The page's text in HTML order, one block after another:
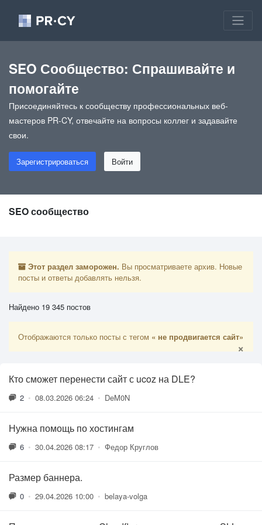
SEO Сообщество: Спрашивайте и
помогайте
Присоединяйтесь к сообществу профессиональных веб-
мастеров PR-CY, отвечайте на вопросы коллег и задавайте
свои.
Зарегистрироваться Войти
SEO сообщество
Этот раздел заморожен. Вы просматриваете архив. Новые
посты и ответы добавлять нельзя.
Найдено 19 345 постов
Отображаются только посты с тегом « не продвигается сайт»
×
Кто сможет перенести сайт с ucoz на DLE?
2 • 08.03.2026 06:24 • DeM0N
Нужна помощь по хостингам
6 • 30.04.2026 08:17 • Федор Круглов
Размер баннера.
0 • 29.04.2026 10:00 • belaya-volga